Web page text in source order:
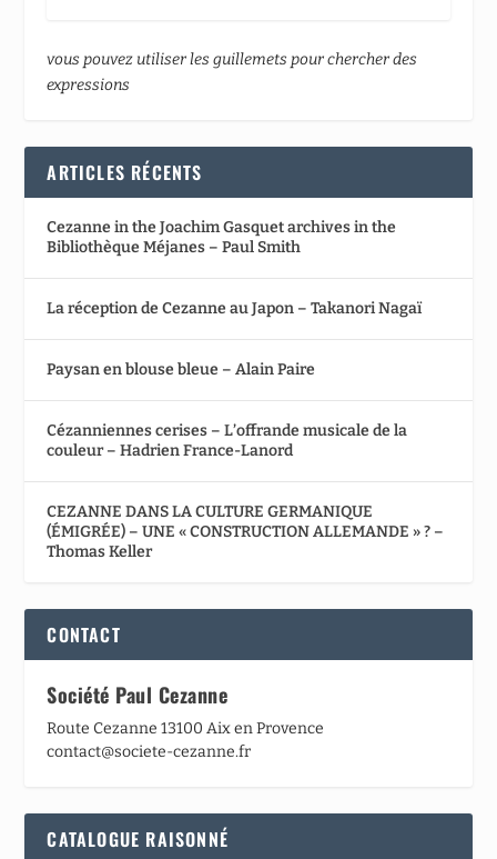
vous pouvez utiliser les guillemets pour chercher des
expressions
ARTICLES RÉCENTS
Cezanne in the Joachim Gasquet archives in the
Bibliothèque Méjanes – Paul Smith
La réception de Cezanne au Japon – Takanori Nagaï
Paysan en blouse bleue – Alain Paire
Cézanniennes cerises – L’offrande musicale de la
couleur – Hadrien France-Lanord
CEZANNE DANS LA CULTURE GERMANIQUE
(ÉMIGRÉE) – UNE « CONSTRUCTION ALLEMANDE » ? –
Thomas Keller
CONTACT
Société Paul Cezanne
Route Cezanne 13100 Aix en Provence
contact@societe-cezanne.fr
CATALOGUE RAISONNÉ